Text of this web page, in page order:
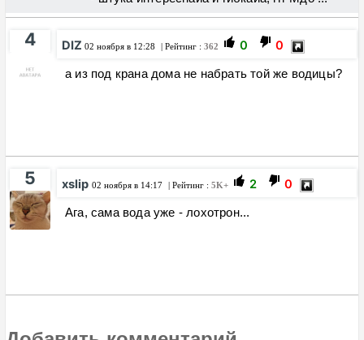
4 DIZ 02 ноября в 12:28 | Рейтинг : 362 0 0
а из под крана дома не набрать той же водицы?
5 xslip 02 ноября в 14:17 | Рейтинг : 5K+ 2 0
Ага, сама вода уже - лохотрон...